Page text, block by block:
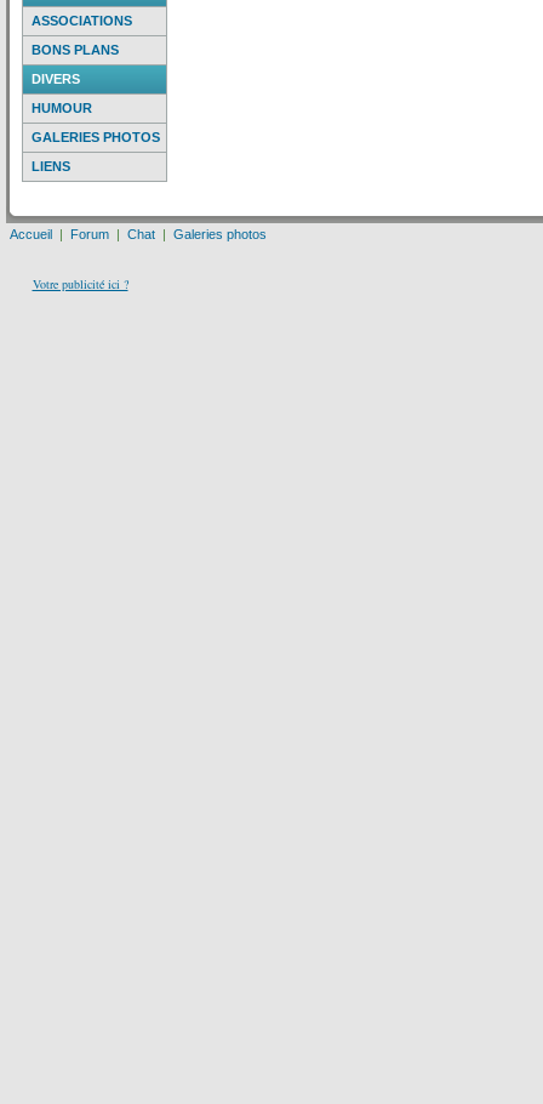
ASSOCIATIONS
BONS PLANS
DIVERS
HUMOUR
GALERIES PHOTOS
LIENS
Accueil | Forum | Chat | Galeries photos
Votre publicité ici ?